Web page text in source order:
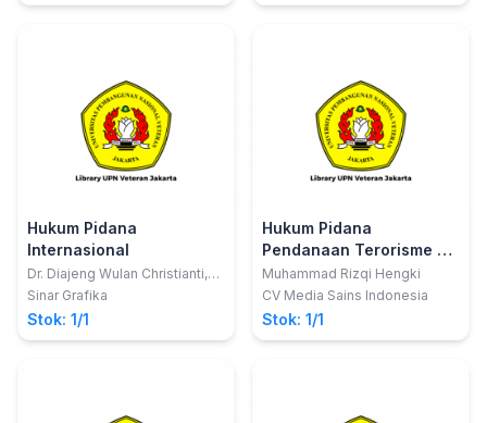
Hukum Pidana
Internasional
Dr. Diajeng Wulan Christianti,
S.H., LL.M.
Sinar Grafika
Stok: 1/1
Hukum Pidana
Pendanaan Terorisme di
Indonesia
Muhammad Rizqi Hengki
CV Media Sains Indonesia
Stok: 1/1